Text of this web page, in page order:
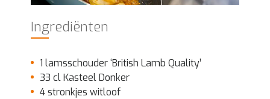
Ingrediënten
1 lamsschouder ‘British Lamb Quality’
33 cl Kasteel Donker
4 stronkjes witloof